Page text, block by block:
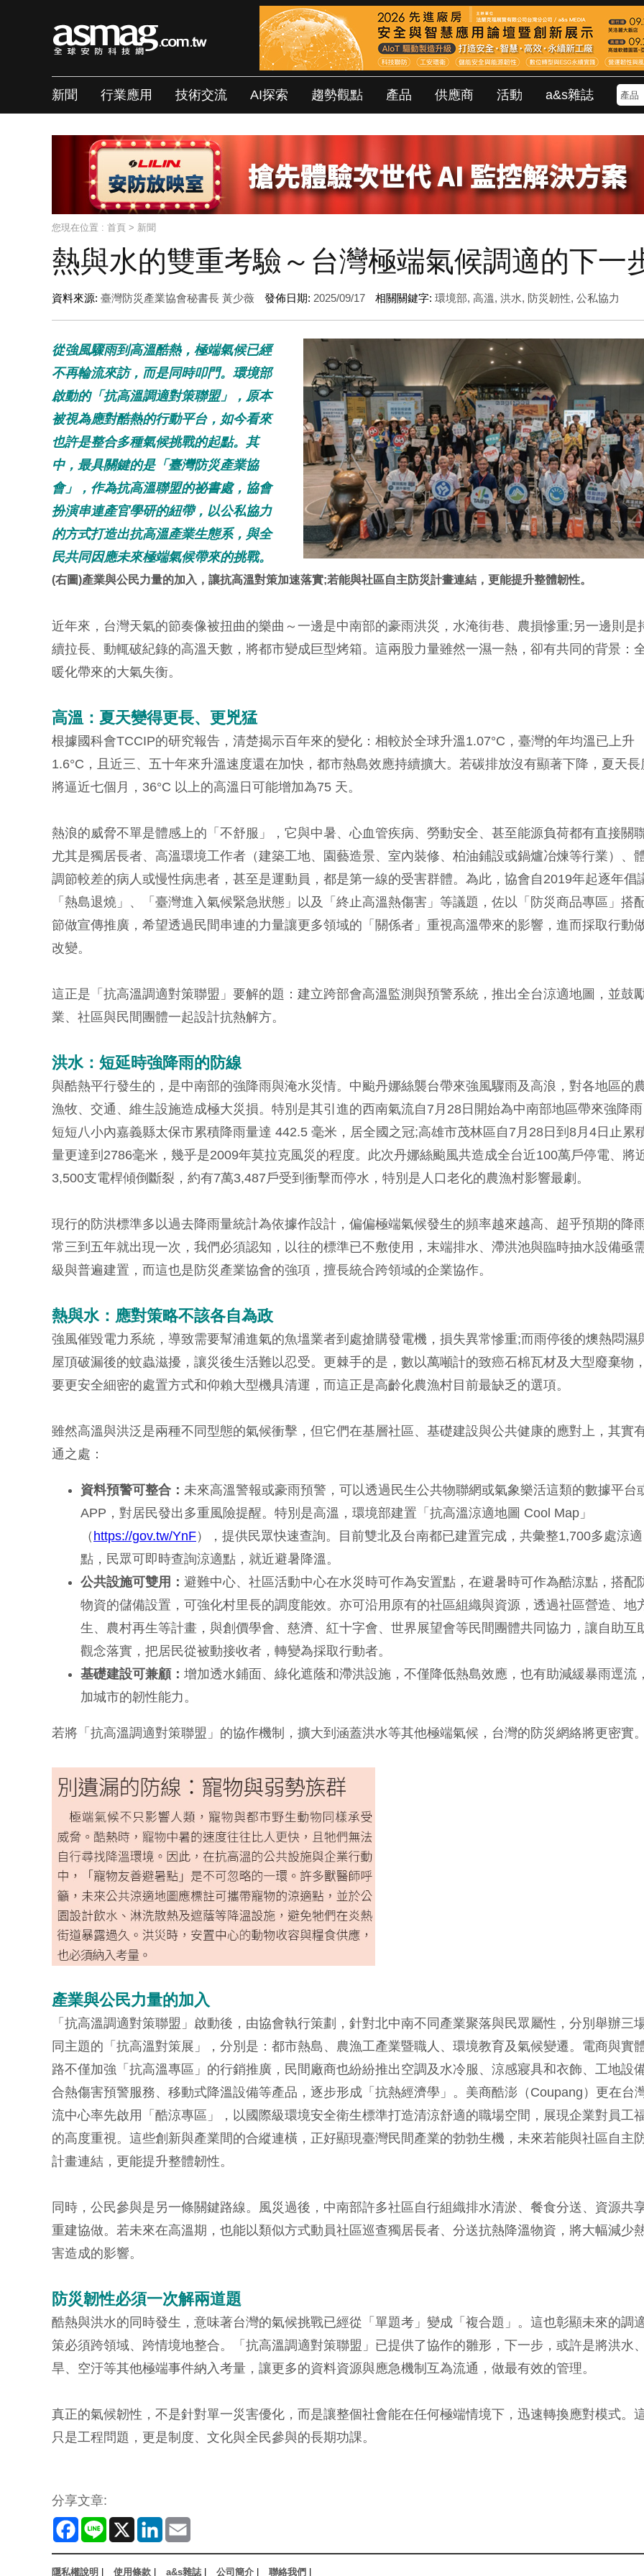
新聞 行業應用 技術交流 AI探索 趨勢觀點 產品 供應商 活動 a&s雜誌
您現在位置 : 首頁 > 新聞
熱與水的雙重考驗～台灣極端氣候調適的下一
資料來源: 臺灣防災產業協會秘書長 黃少薇 發佈日期: 2025/09/17 相關關鍵字: 環境部, 高溫, 洪水, 防災韌性, 公私協力
從強風驟雨到高溫酷熱，極端氣候已經
不再輪流來訪，而是同時叩門。環境部
啟動的「抗高溫調適對策聯盟」，原本
被視為應對酷熱的行動平台，如今看來
也許是整合多種氣候挑戰的起點。其
中，最具關鍵的是「臺灣防災產業協
會」，作為抗高溫聯盟的祕書處，協會
扮演串連產官學研的紐帶，以公私協力
的方式打造出抗高溫產業生態系，與全
民共同因應未來極端氣候帶來的挑戰。
(右圖)產業與公民力量的加入，讓抗高溫對策加速落實;若能與社區自主防災計畫連結，更能提升整體韌性。
近年來，台灣天氣的節奏像被扭曲的樂曲～一邊是中南部的豪雨洪災，水淹街巷、農損慘重;另一邊則是
續拉長、動輒破紀錄的高溫天數，將都市變成巨型烤箱。這兩股力量雖然一濕一熱，卻有共同的背景：
暖化帶來的大氣失衡。
高溫：夏天變得更長、更兇猛
根據國科會TCCIP的研究報告，清楚揭示百年來的變化：相較於全球升溫1.07°C，臺灣的年均溫已上升
1.6°C，且近三、五十年來升溫速度還在加快，都市熱島效應持續擴大。若碳排放沒有顯著下降，夏天長
將逼近七個月，36°C 以上的高溫日可能增加為75 天。
熱浪的威脅不單是體感上的「不舒服」，它與中暑、心血管疾病、勞動安全、甚至能源負荷都有直接關聯
尤其是獨居長者、高溫環境工作者（建築工地、園藝造景、室內裝修、柏油鋪設或鍋爐冶煉等行業）、
調節較差的病人或慢性病患者，甚至是運動員，都是第一線的受害群體。為此，協會自2019年起逐年倡
「熱島退燒」、「臺灣進入氣候緊急狀態」以及「終止高溫熱傷害」等議題，佐以「防災商品專區」搭
節做宣傳推廣，希望透過民間串連的力量讓更多領域的「關係者」重視高溫帶來的影響，進而採取行動
改變。
這正是「抗高溫調適對策聯盟」要解的題：建立跨部會高溫監測與預警系統，推出全台涼適地圖，並鼓
業、社區與民間團體一起設計抗熱解方。
洪水：短延時強降雨的防線
與酷熱平行發生的，是中南部的強降雨與淹水災情。中颱丹娜絲襲台帶來強風驟雨及高浪，對各地區的
漁牧、交通、維生設施造成極大災損。特別是其引進的西南氣流自7月28日開始為中南部地區帶來強降雨
短短八小內嘉義縣太保市累積降雨量達 442.5 毫米，居全國之冠;高雄市茂林區自7月28日到8月4日止累
量更達到2786毫米，幾乎是2009年莫拉克風災的程度。此次丹娜絲颱風共造成全台近100萬戶停電、將
3,500支電桿傾倒斷裂，約有7萬3,487戶受到衝擊而停水，特別是人口老化的農漁村影響最劇。
現行的防洪標準多以過去降雨量統計為依據作設計，偏偏極端氣候發生的頻率越來越高、超乎預期的降
常三到五年就出現一次，我們必須認知，以往的標準已不敷使用，末端排水、滯洪池與臨時抽水設備亟
級與普遍建置，而這也是防災產業協會的強項，擅長統合跨領域的企業協作。
熱與水：應對策略不該各自為政
強風催毀電力系統，導致需要幫浦進氣的魚塭業者到處搶購發電機，損失異常慘重;而雨停後的燠熱悶濕
屋頂破漏後的蚊蟲滋擾，讓災後生活難以忍受。更棘手的是，數以萬噸計的致癌石棉瓦材及大型廢棄物
要更安全細密的處置方式和仰賴大型機具清運，而這正是高齡化農漁村目前最缺乏的選項。
雖然高溫與洪泛是兩種不同型態的氣候衝擊，但它們在基層社區、基礎建設與公共健康的應對上，其實
通之處：
資料預警可整合： 未來高溫警報或豪雨預警，可以透過民生公共物聯網或氣象樂活這類的數據平台
APP，對居民發出多重風險提醒。特別是高溫，環境部建置「抗高溫涼適地圖 Cool Map」
（ https://gov.tw/YnF），提供民眾快速查詢。目前雙北及台南都已建置完成，共彙整1,700多處涼適
點，民眾可即時查詢涼適點，就近避暑降溫。
公共設施可雙用： 避難中心、社區活動中心在水災時可作為安置點，在避暑時可作為酷涼點，搭配
物資的儲備設置，可強化村里長的調度能效。亦可沿用原有的社區組織與資源，透過社區營造、地
生、農村再生等計畫，與創價學會、慈濟、紅十字會、世界展望會等民間團體共同協力，讓自助互
觀念落實，把居民從被動接收者，轉變為採取行動者。
基礎建設可兼顧： 增加透水鋪面、綠化遮蔭和滯洪設施，不僅降低熱島效應，也有助減緩暴雨逕流
加城市的韌性能力。
若將「抗高溫調適對策聯盟」的協作機制，擴大到涵蓋洪水等其他極端氣候，台灣的防災網絡將更密實。
產業與公民力量的加入
「抗高溫調適對策聯盟」啟動後，由協會執行策劃，針對北中南不同產業聚落與民眾屬性，分別舉辦三
同主題的「抗高溫對策展」，分別是：都市熱島、農漁工產業暨職人、環境教育及氣候變遷。電商與實
路不僅加強「抗高溫專區」的行銷推廣，民間廠商也紛紛推出空調及水冷服、涼感寢具和衣飾、工地設
合熱傷害預警服務、移動式降溫設備等產品，逐步形成「抗熱經濟學」。美商酷澎（Coupang）更在台
流中心率先啟用「酷涼專區」，以國際級環境安全衛生標準打造清涼舒適的職場空間，展現企業對員工
的高度重視。這些創新與產業間的合縱連橫，正好顯現臺灣民間產業的勃勃生機，未來若能與社區自主
計畫連結，更能提升整體韌性。
同時，公民參與是另一條關鍵路線。風災過後，中南部許多社區自行組織排水清淤、餐食分送、資源共
重建協做。若未來在高溫期，也能以類似方式動員社區巡查獨居長者、分送抗熱降溫物資，將大幅減少
害造成的影響。
防災韌性必須一次解兩道題
酷熱與洪水的同時發生，意味著台灣的氣候挑戰已經從「單題考」變成「複合題」。這也彰顯未來的調
策必須跨領域、跨情境地整合。「抗高溫調適對策聯盟」已提供了協作的雛形，下一步，或許是將洪水
旱、空汙等其他極端事件納入考量，讓更多的資料資源與應急機制互為流通，做最有效的管理。
真正的氣候韌性，不是針對單一災害優化，而是讓整個社會能在任何極端情境下，迅速轉換應對模式。
只是工程問題，更是制度、文化與全民參與的長期功課。
分享文章:
Facebook
Line X LinkedIn
隱私權說明 使用條款 a&s雜誌| 公司簡介 聯絡我們